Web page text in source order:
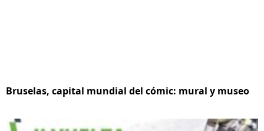
Bruselas, capital mundial del cómic: mural y museo